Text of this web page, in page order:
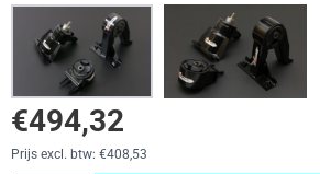
€494,32
Prijs excl. btw: €408,53